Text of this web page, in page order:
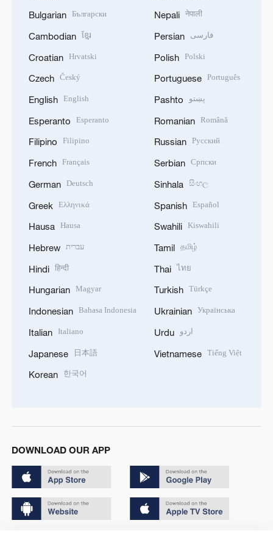
Bulgarian Български
Cambodian ខ្មែរ
Croatian Hrvatski
Czech Český
English English
Esperanto Esperanto
Filipino Filipino
French Français
German Deutsch
Greek Ελληνικά
Hausa Hausa
Hebrew עברית
Hindi हिन्दी
Hungarian Magyar
Indonesian Bahasa Indonesia
Italian Italiano
Japanese 日本語
Korean 한국어
Nepali नेपाली
Persian فارسی
Polish Polski
Portuguese Português
Pashto پښتو
Romanian Română
Russian Русский
Serbian Српски
Sinhala සිංහල
Spanish Español
Swahili Kiswahili
Tamil தமிழ்
Thai ไทย
Turkish Türkçe
Ukrainian Українська
Urdu اردو
Vietnamese Tiếng Việt
DOWNLOAD OUR APP